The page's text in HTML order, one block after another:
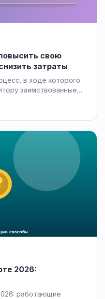
свою
затраты
в ходе которого
заимствованные
2026:
работающие